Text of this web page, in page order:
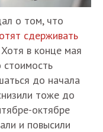
о том, что
сдерживать
Хотя в конце мая
стоимость
до начала
тоже до
октябре
и повысили